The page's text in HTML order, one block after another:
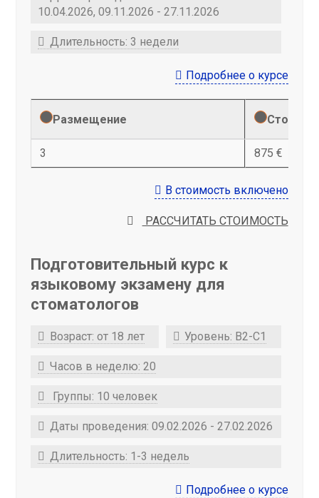
10.04.2026, 09.11.2026 - 27.11.2026
Длительность: 3 недели
Подробнее о курсе
Размещение
3 875 €
В стоимость включено
РАССЧИТАТЬ СТОИМОСТЬ
Подготовительный курс к
языковому экзамену для
стоматологов
Возраст: от 18 лет Уровень: B2-С1
Часов в неделю: 20
Группы: 10 человек
Даты проведения: 09.02.2026 - 27.02.2026
Длительность: 1-3 недель
Подробнее о курсе